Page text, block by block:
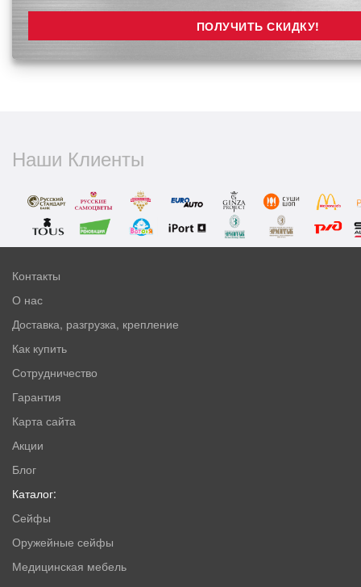
Наши Клиенты
Контакты
О нас
Доставка, разгрузка, крепление
Как купить
Сотрудничество
Гарантия
Карта сайта
Акции
Блог
Каталог:
Сейфы
Оружейные сейфы
Медицинская мебель